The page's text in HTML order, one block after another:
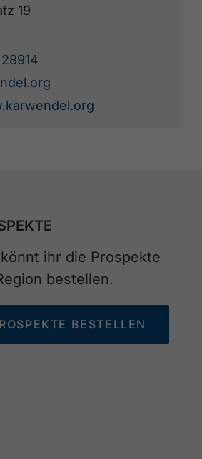
19
ihr die Prospekte
bestellen.
BESTELLEN